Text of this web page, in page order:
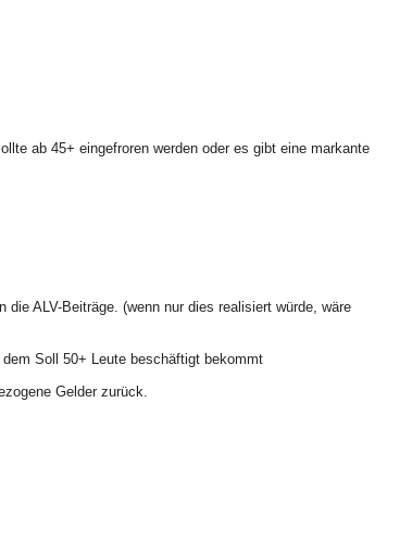
ab 45+ eingefroren werden oder es gibt eine markante
ALV-Beiträge. (wenn nur dies realisiert würde, wäre
Soll 50+ Leute beschäftigt bekommt
Gelder zurück.